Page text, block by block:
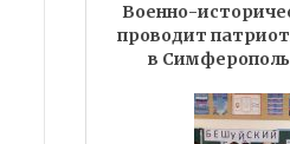
Военно-
проводит
в